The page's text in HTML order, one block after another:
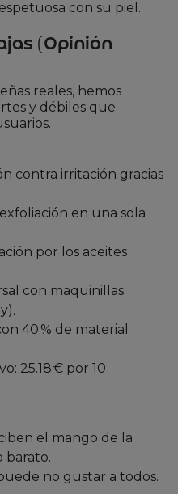
con su piel.
(Opinión
reales, hemos
y débiles que
contra irritación gracias
en una sola
por los aceites
con maquinillas
40 % de material
25.18 € por 10
el mango de la
barato.
no gustar a todos.